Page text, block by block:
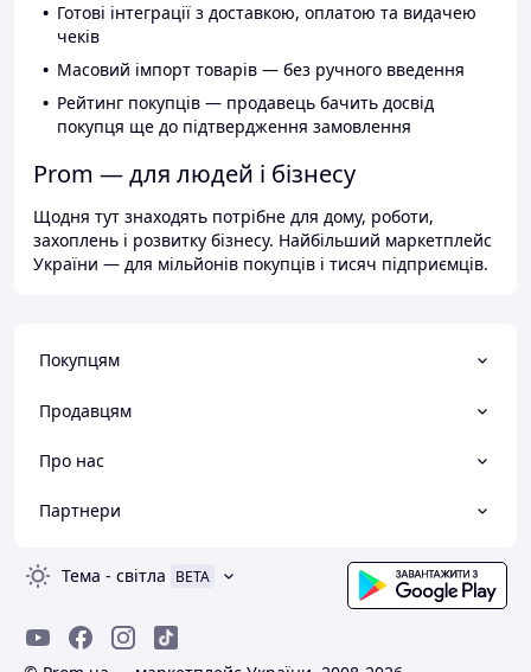
Готові інтеграції з доставкою, оплатою та видачею
чеків
Масовий імпорт товарів — без ручного введення
Рейтинг покупців — продавець бачить досвід
покупця ще до підтвердження замовлення
Prom — для людей і бізнесу
Щодня тут знаходять потрібне для дому, роботи,
захоплень і розвитку бізнесу. Найбільший маркетплейс
України — для мільйонів покупців і тисяч підприємців.
Покупцям
Продавцям
Про нас
Партнери
Тема - світла BETA